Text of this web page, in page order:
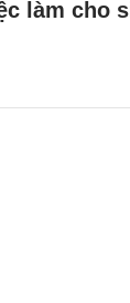
làm cho